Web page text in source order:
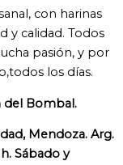
con harinas
y calidad. Todos
pasión, y por
los días.
del Bombal.
Mendoza. Arg.
Sábado y